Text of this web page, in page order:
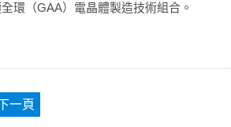
環（GAA）電晶體製造技術組合。
一頁